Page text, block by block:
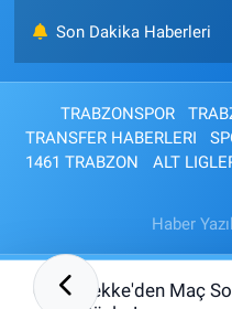
Son Dakika Haberleri
TRABZONSPOR
TRANSFER HABERLERI
1461 TRABZON
ALT
Haber
00:21
Tekke'den Maç